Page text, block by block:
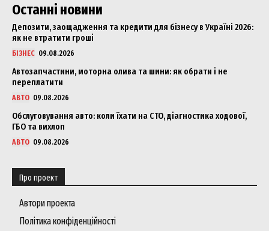
Останні новини
Депозити, заощадження та кредити для бізнесу в Україні 2026:
як не втратити гроші
БІЗНЕС 09.08.2026
Автозапчастини, моторна олива та шини: як обрати і не
переплатити
АВТО 09.08.2026
Обслуговування авто: коли їхати на СТО, діагностика ходової,
ГБО та вихлоп
АВТО 09.08.2026
Про проект
Автори проекта
Політика конфіденційності